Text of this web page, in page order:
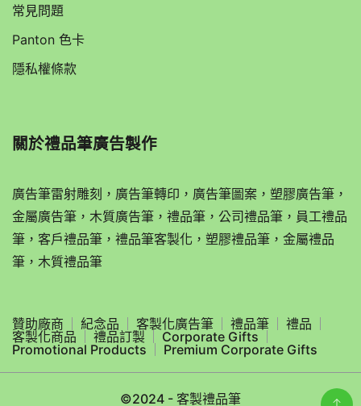
常見問題
Panton 色卡
隱私權條款
關於禮品筆廣告製作
廣告筆雷射雕刻，廣告筆轉印，廣告筆圖案，塑膠廣告筆，
金屬廣告筆，木質廣告筆，禮品筆，公司禮品筆，員工禮品
筆，客戶禮品筆，禮品筆客製化，塑膠禮品筆，金屬禮品
筆，木質禮品筆
贊助廠商 紀念品 客製化廣告筆 禮品筆
禮品
客製化商品
禮品訂製
Corporate Gifts
Promotional Products
Premium Corporate Gifts
©2024 - 客製禮品筆